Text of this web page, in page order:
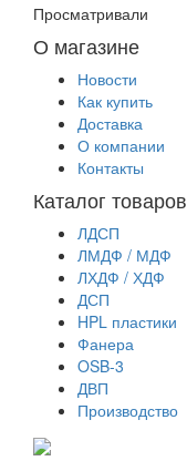
Просматривали
О магазине
Новости
Как купить
Доставка
О компании
Контакты
Каталог товаров
ЛДСП
ЛМДФ / МДФ
ЛХДФ / ХДФ
ДСП
HPL пластики
Фанера
OSB-3
ДВП
Производство